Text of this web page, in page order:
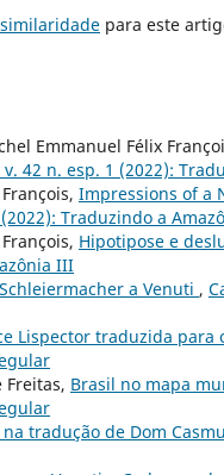
para este
Emmanuel Félix
42 n. esp. 1 (2022):
Impressions of a
Traduzindo a
Hipotipose e
III
a Venuti ,
Lispector traduzida
Freitas, Brasil no mapa
tradução de Dom